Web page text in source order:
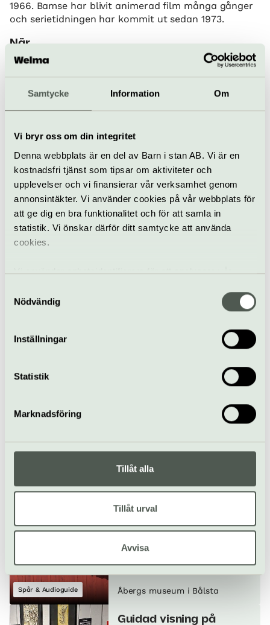
Samtycke Information Om
Vi bryr oss om din integritet
Denna webbplats är en del av Barn i stan AB. Vi är en
kostnadsfri tjänst som tipsar om aktiviteter och
upplevelser och vi finansierar vår verksamhet genom
annonsintäkter. Vi använder cookies på vår webbplats för
att ge dig en bra funktionalitet och för att samla in
statistik. Vi önskar därför ditt samtycke att använda
cookies.
Vi använder enhetsidentifierare för att analysera vår
samt tillhandahålla funktioner för sociala medier. Vi
vidarebefordrar även sådana identifierare och annan
information från din enhet till de sociala medier och
annons- och analysföretag som vi samarbetar med.
information som du har tillhandahållit eller som de har
Nödvändig
Inställningar
Statistik
Marknadsföring
Tillåt alla
Tillåt urval
Avvisa
1966. Bamse har blivit animerad film många gånger
och serietidningen har kommit ut sedan 1973.
När
8 april–28 september.
Pris
Vuxna: 125 kr Barn 3-15 år Barn under 3 år: gratis
Kafé
Hiss och ramper
Restaurang
Hitta hit
Från Bålsta station till Åbergs Museum är det 1,5 km.
Det finns två vägar att gå. Se ”karta promnadväg”.
Buss 303 stannar bakom museet, hållplats
Bålsta station” till ”Åbergs Museum”.
Kalmarvägen 10, Bålsta
08-411 00 40
Till webbplats
Allt som händer – Åbergs
Spår & Audioguide
dig bland museets
samlingar
Åbergs museum i Bålsta
Guidad visning på